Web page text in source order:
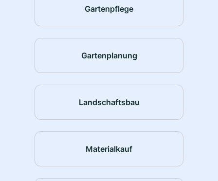
Gartenpflege
Gartenplanung
Landschaftsbau
Materialkauf